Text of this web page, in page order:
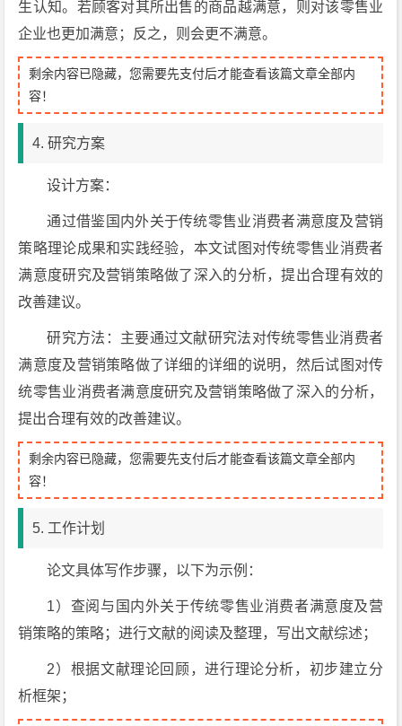
生认知。若顾客对其所出售的商品越满意，则对该零售业
企业也更加满意；反之，则会更不满意。
剩余内容已隐藏，您需要先支付后才能查看该篇文章全部内
容！
4. 研究方案
设计方案：
通过借鉴国内外关于传统零售业消费者满意度及营销
策略理论成果和实践经验，本文试图对传统零售业消费者
满意度研究及营销策略做了深入的分析，提出合理有效的
改善建议。
研究方法：主要通过文献研究法对传统零售业消费者
满意度及营销策略做了详细的详细的说明，然后试图对传
统零售业消费者满意度研究及营销策略做了深入的分析，
提出合理有效的改善建议。
剩余内容已隐藏，您需要先支付后才能查看该篇文章全部内
容！
5. 工作计划
论文具体写作步骤，以下为示例：
1）查阅与国内外关于传统零售业消费者满意度及营
销策略的策略；进行文献的阅读及整理，写出文献综述；
2）根据文献理论回顾，进行理论分析，初步建立分
析框架；